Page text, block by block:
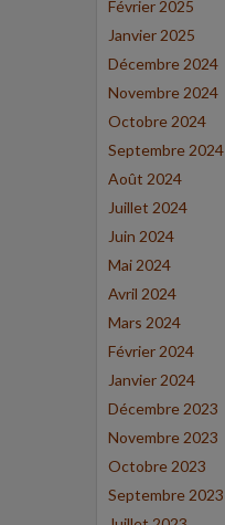
Février 2025
Janvier 2025
Décembre 2024
Novembre 2024
Octobre 2024
Septembre 2024
Août 2024
Juillet 2024
Juin 2024
Mai 2024
Avril 2024
Mars 2024
Février 2024
Janvier 2024
Décembre 2023
Novembre 2023
Octobre 2023
Septembre 2023